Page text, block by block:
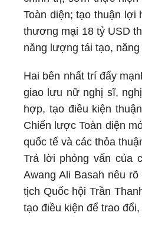
Toàn diện; tạo thuận
thương mại 18 tỷ USD
năng lượng tái tạo,
Hai bên nhất trí đẩy
giao lưu nữ nghị sĩ,
hợp, tạo điều kiện
Chiến lược Toàn diện
quốc tế và các thỏa
Trả lời phỏng vấn của
Awang Ali Basah nêu
tịch Quốc hội Trần
tạo điều kiện để trao